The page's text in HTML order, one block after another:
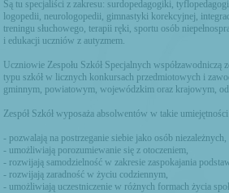
Są tu specjaliści z zakresu: surdopedagogiki,
logopedii, neurologopedii, gimnastyki korekcyjnej,
treningu słuchowego, terapii ręki, sportu osób
i edukacji uczniów z autyzmem.
Uczniowie Zespołu Szkół Specjalnych
typu szkół w licznych konkursach przedmiotowych i
gminnym, powiatowym, wojewódzkim oraz krajowym,
Zespół Szkół wyposaża absolwentów w takie
- pozwalają na postrzeganie siebie jako osób niezależnych,
- umożliwiają porozumiewanie się z otoczeniem,
- rozwijają samodzielność w zakresie zaspokajania
- rozwijają zaradność w życiu codziennym,
- umożliwiają uczestniczenie w różnych formach życia